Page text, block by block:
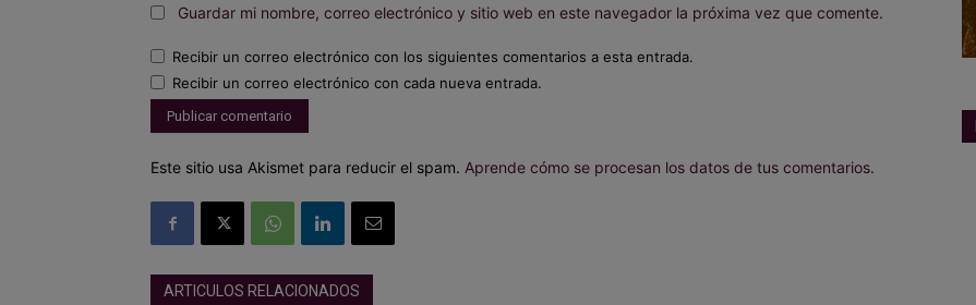
Guardar mi nombre, correo electrónico y sitio web en este navegador la próxima vez que comente.
Recibir un correo electrónico con los siguientes comentarios a esta entrada.
Recibir un correo electrónico con cada nueva entrada.
Este sitio usa Akismet para reducir el spam. Aprende cómo se procesan los datos de tus comentarios.
ARTICULOS RELACIONADOS